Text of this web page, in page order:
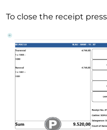
To close the receipt